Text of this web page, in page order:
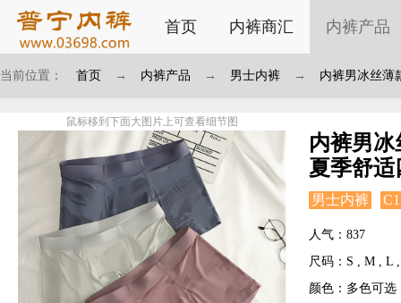
首页 内裤商汇 内裤产品
当前位置： 首页 → 内裤产品 → 男士内裤 → 内裤男冰丝薄
鼠标移到下面大图片上可查看细节图
内裤男
夏季舒
男士内裤
人气：837
尺码：S , M , L
颜色：多色可选